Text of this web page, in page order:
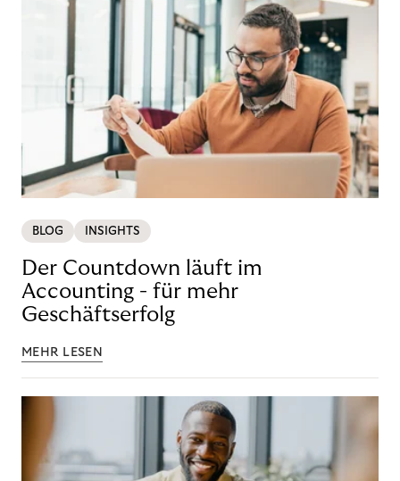
BLOG INSIGHTS
Der Countdown läuft im
Accounting - für mehr
Geschäftserfolg
MEHR LESEN